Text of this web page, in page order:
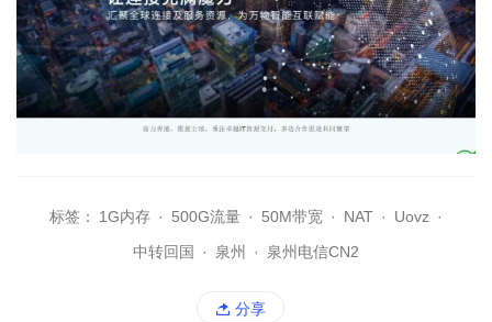
标签： 1G内存 · 500G流量 · 50M带宽 · NAT · Uovz ·
中转回国
· 泉州 · 泉州电信CN2
分享